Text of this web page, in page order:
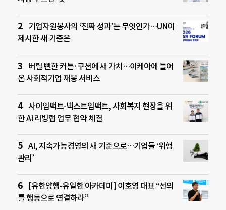
기업자원봉사의 ‘진짜 성과’는 무엇인가…UN이
제시한 새 기준은
버릴 뻔한 커튼·쿠션에 새 가치…이케아에 들어
온 사회적기업 재봉 서비스
사이임팩트-넥스트임팩트, 사회복지 현장을 위
한 AI 리빙랩 업무 협약 체결
AI, 지속가능경영의 새 기준으로…기업들 ‘위험
관리’
[유한양행-유일한 아카데미] 이호영 대표 “선의
를 행동으로 연결하라”